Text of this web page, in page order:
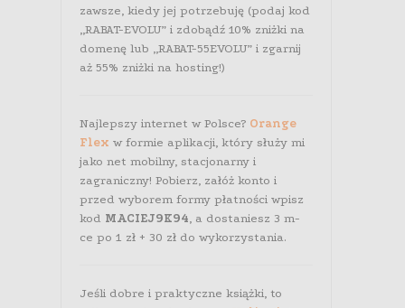
zawsze, kiedy jej potrzebuję (podaj kod
„RABAT-EVOLU” i zdobądź 10% zniżki na
domenę lub „RABAT-55EVOLU” i zgarnij
aż 55% zniżki na hosting!)
Najlepszy internet w Polsce? Orange
Flex w formie aplikacji, który służy mi
jako net mobilny, stacjonarny i
zagraniczny! Pobierz, załóż konto i
przed wyborem formy płatności wpisz
kod MACIEJ9K94, a dostaniesz 3 m-
ce po 1 zł + 30 zł do wykorzystania.
Jeśli dobre i praktyczne książki, to